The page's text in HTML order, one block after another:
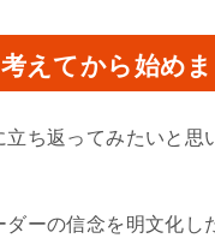
えてから始め
ち返ってみたいと思
ーの信念を明文化し